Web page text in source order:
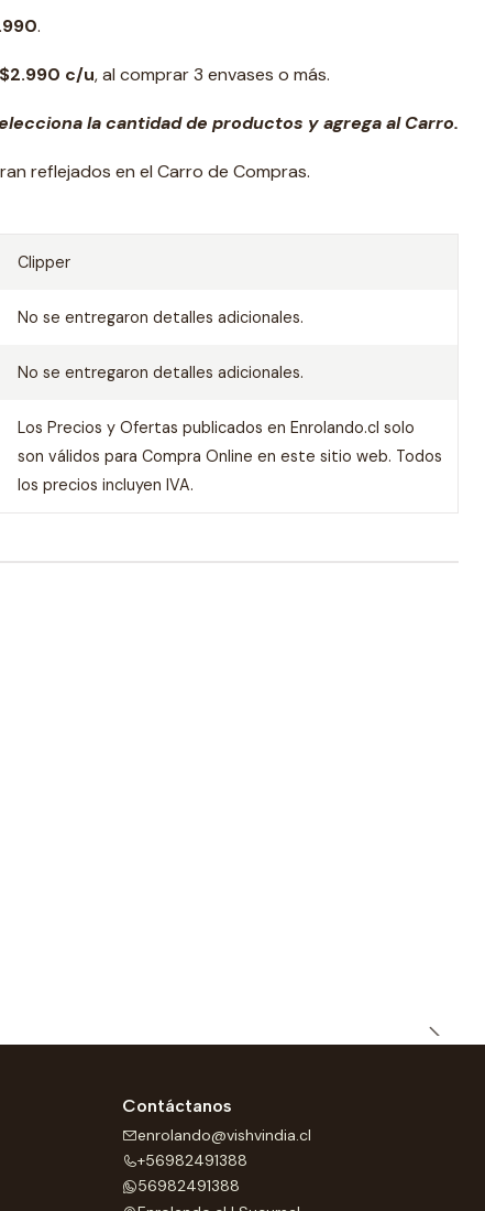
.
$2.990 c/u, al comprar 3 envases o más.
la cantidad de productos y agrega al Carro.
reflejados en el Carro de Compras.
Clipper
No se entregaron detalles adicionales.
No se entregaron detalles adicionales.
Los Precios y Ofertas publicados en Enrolando.cl solo
son válidos para Compra Online en este sitio web. Todos
los precios incluyen IVA.
Contáctanos
enrolando@vishvindia.cl
+56982491388
56982491388